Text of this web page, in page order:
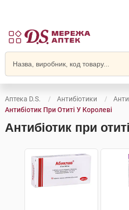
Аптека D.S. Антибіотики
Антибіотик При Отиті У Королеві
Антибіотик при